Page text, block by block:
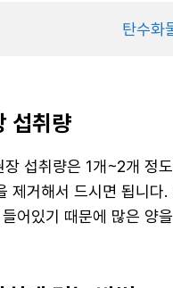
탄수화
섭취량
장 섭취량은 1개~2개 정
제거해서 드시면 됩니
어있기 때문에 많은 양